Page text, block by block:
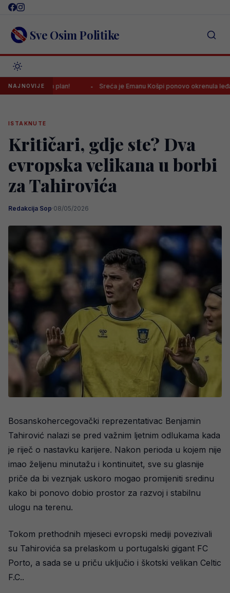
Skip
content Sve Osim Politike
NAJNOVIJE
jasan plan! Sreća je Emanu Košpi ponovo okrenula leđa
ISTAKNUTE
Kritičari, gdje ste? Dva
evropska velikana u borbi
za Tahirovića
Redakcija Sop·08/05/2026
Bosanskohercegovački reprezentativac Benjamin
Tahirović nalazi se pred važnim ljetnim odlukama kada
je riječ o nastavku karijere. Nakon perioda u kojem nije
imao željenu minutažu i kontinuitet, sve su glasnije
priče da bi veznjak uskoro mogao promijeniti sredinu
kako bi ponovo dobio prostor za razvoj i stabilnu
ulogu na terenu.
Tokom prethodnih mjeseci evropski mediji povezivali
su Tahirovića sa prelaskom u portugalski gigant FC
Porto, a sada se u priču uključio i škotski velikan Celtic
F.C..